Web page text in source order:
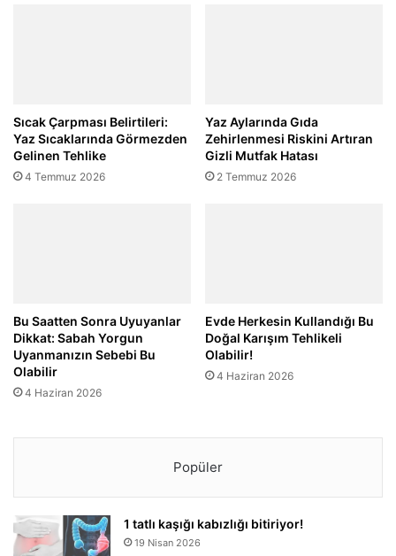
Sıcak Çarpması Belirtileri:
Yaz Sıcaklarında Görmezden
Gelinen Tehlike
4 Temmuz 2026
Yaz Aylarında Gıda
Zehirlenmesi Riskini Artıran
Gizli Mutfak Hatası
2 Temmuz 2026
Bu Saatten Sonra Uyuyanlar
Dikkat: Sabah Yorgun
Uyanmanızın Sebebi Bu
Olabilir
4 Haziran 2026
Evde Herkesin Kullandığı Bu
Doğal Karışım Tehlikeli
Olabilir!
4 Haziran 2026
Popüler
1 tatlı kaşığı kabızlığı bitiriyor!
19 Nisan 2026